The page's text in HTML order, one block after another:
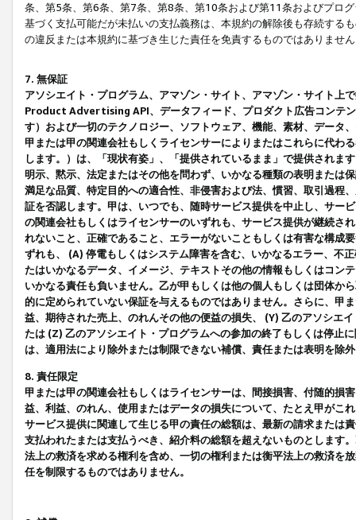
条、第5条、第6条、第7条、第8条、第10条および第11条およびプロ
基づく支払可能だが未払いの支払義務は、本規約の解除後も存続する
の違反または本規約に基づき生じた責任を免責するものではありませ
7. 無保証
アソシエイト・プログラム、アマゾン・サイト、アマゾン・サイト上
Product Advertising API、データフィード、プロダクト広告コンテ
す）および一切のテクノロジー、ソフトウェア、機能、素材、データ
甲または甲の関連会社もしくライセンサーによりまたはこれらに代わ
します。）は、「現状有姿」、「提供されているまま」で提供されま
明示、黙示、法定またはその他を問わず、いかなる種類の表明または
満足な品質、特定目的への適合性、非侵害および法、慣習、取引過程
証を否認します。甲は、いつでも、随時サービス提供を中止し、サー
の関連会社もしくはライセンサーのいずれも、サービス提供が継続さ
れないこと、正確であること、エラーがないこともしくは有害な構成
ずれも、 (A) 停電もしくはシステム障害を含む、いかなるエラー、不
たはいかなるデータ、イメージ、テキストその他の情報もしくはコン
いかなる責任も負いません。乙が甲もしくは他の個人もしくは団体か
的に定められていない保証を与えるものではありません。さらに、甲
益、期待された売上、のれんその他の便益の損失、 (Y) 乙のアソシエ
たは (Z) 乙のアソシエイト・プログラムへの参加の終了もしくは停止
は、適用法により除外または制限できない補償、責任または表明を除
8. 責任限定
甲または甲の関連会社もしくはライセンサーは、間接損害、付随的損
益、利益、のれん、使用またはデータの損失について、たとえ甲がこ
サービス提供に関連して生じる甲の責任の総額は、最新の請求または
支払われたまたは支払うべき、紹介料の総額を超えないものとします
法上の救済を求める権利を含め、一切の権利または衡平法上の救済を
任を制限するものではありません。